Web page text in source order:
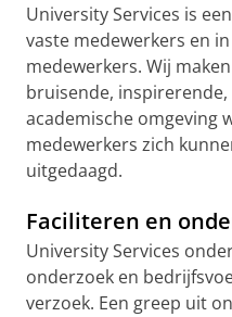
University Services is
vaste medewerkers en
medewerkers. Wij
bruisende,
academische omgeving
medewerkers zich
uitgedaagd.
Faciliteren en
University Services
onderzoek en
verzoek. Een greep uit